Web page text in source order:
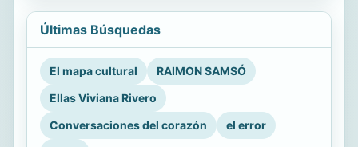
Últimas Búsquedas
El mapa cultural
RAIMON SAMSÓ
Ellas Viviana Rivero
Conversaciones del corazón
el error